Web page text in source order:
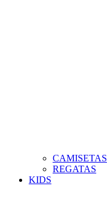
CAMISETAS
REGATAS
KIDS